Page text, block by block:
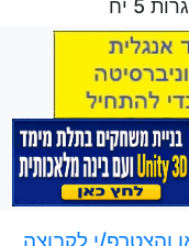
5 יח
והצטרפ/י לקבוצה